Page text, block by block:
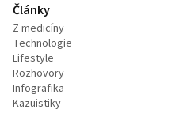
Články
Z medicíny
Technologie
Lifestyle
Rozhovory
Infografika
Kazuistiky